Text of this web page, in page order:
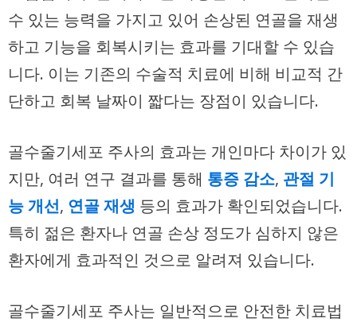
수 있는 능력을 가지고 있어 손상된 연골을 재생
하고 기능을 회복시키는 효과를 기대할 수 있습
니다. 이는 기존의 수술적 치료에 비해 비교적 간
단하고 회복 날짜이 짧다는 장점이 있습니다.
골수줄기세포 주사의 효과는 개인마다 차이가 있
지만, 여러 연구 결과를 통해 통증 감소, 관절 기
능 개선, 연골 재생 등의 효과가 확인되었습니다.
특히 젊은 환자나 연골 손상 정도가 심하지 않은
환자에게 효과적인 것으로 알려져 있습니다.
골수줄기세포 주사는 일반적으로 안전한 치료법